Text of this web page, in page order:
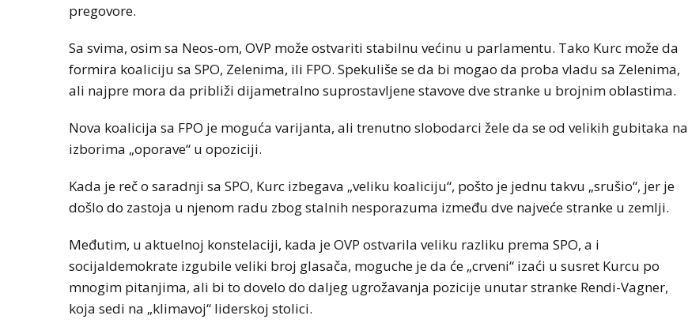
pregovore.
Sa svima, osim sa Neos-om, OVP može ostvariti stabilnu većinu u parlamentu. Tako Kurc može da
formira koaliciju sa SPO, Zelenima, ili FPO. Spekuliše se da bi mogao da proba vladu sa Zelenima,
ali najpre mora da približi dijametralno suprostavljene stavove dve stranke u brojnim oblastima.
Nova koalicija sa FPO je moguća varijanta, ali trenutno slobodarci žele da se od velikih gubitaka na
izborima „oporave“ u opoziciji.
Kada je reč o saradnji sa SPO, Kurc izbegava „veliku koaliciju“, pošto je jednu takvu „srušio“, jer je
došlo do zastoja u njenom radu zbog stalnih nesporazuma između dve najveće stranke u zemlji.
Međutim, u aktuelnoj konstelaciji, kada je OVP ostvarila veliku razliku prema SPO, a i
socijaldemokrate izgubile veliki broj glasača, moguche je da će „crveni“ izaći u susret Kurcu po
mnogim pitanjima, ali bi to dovelo do daljeg ugrožavanja pozicije unutar stranke Rendi-Vagner,
koja sedi na „klimavoj“ liderskoj stolici.